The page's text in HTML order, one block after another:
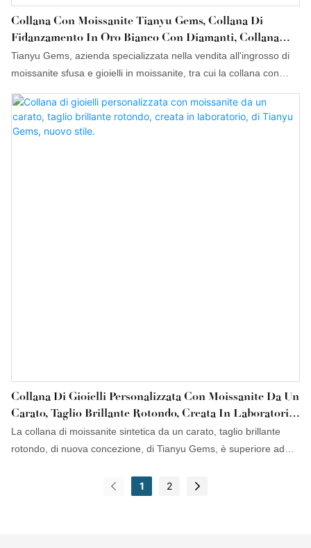
Collana Con Moissanite Tianyu Gems, Collana Di
Fidanzamento In Oro Bianco Con Diamanti, Collana
Con Taglio A Cuore E Taglio A Pera
Tianyu Gems, azienda specializzata nella vendita all'ingrosso di
moissanite sfusa e gioielli in moissanite, tra cui la collana con
tecnologie all'avanguardia. Il design si adatta alle diverse
esigenze dei clienti, sia nazionali che internazionali. Il prodotto ha
Collana Di Gioielli Personalizzata Con Moissanite Da Un
Carato, Taglio Brillante Rotondo, Creata In Laboratorio,
Di Tianyu Gems, Nuovo Stile.
La collana di moissanite sintetica da un carato, taglio brillante
rotondo, di nuova concezione, di Tianyu Gems, è superiore ad
lavorazione, ed è stata unanimemente riconosciuta dai clienti sul
1 2